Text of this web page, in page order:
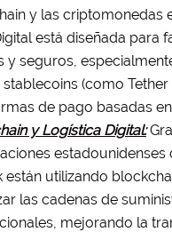
y las criptomonedas
está diseñada para
y seguros,
(como Tether
de pago basadas
y Logística Digital:
estadounidenses
están utilizando
las cadenas de
mejorando la